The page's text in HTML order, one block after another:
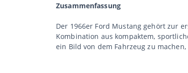
Zusammenfassung
Der 1966er Ford Mustang gehört zur
Kombination aus kompaktem,
ein Bild von dem Fahrzeug zu